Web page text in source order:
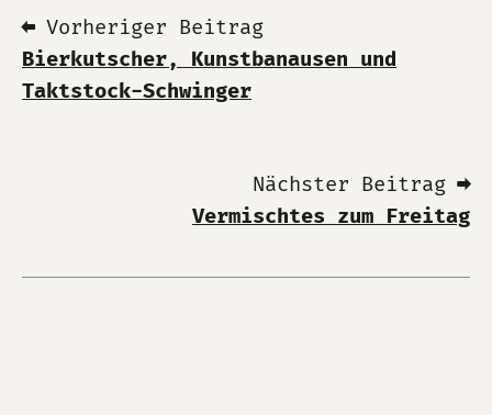
⬅ Vorheriger Beitrag
Bierkutscher, Kunstbanausen und
Taktstock-Schwinger
Nächster Beitrag ➡
Vermischtes zum Freitag